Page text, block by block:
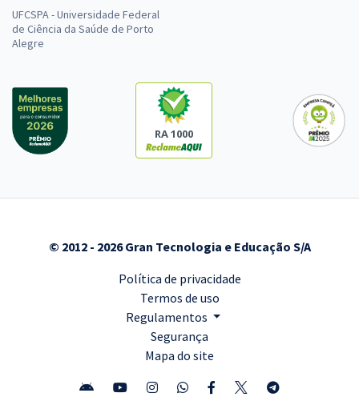
UFCSPA - Universidade Federal
de Ciência da Saúde de Porto
Alegre
RA 1000
© 2012 - 2026 Gran Tecnologia e Educação S/A
Política de privacidade
Termos de uso
Regulamentos
Segurança
Mapa do site